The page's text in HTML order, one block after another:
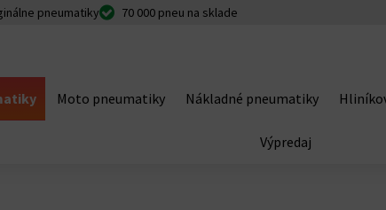
pneumatiky 70 000 pneu na sklade
Moto pneumatiky Nákladné pneumatiky
Výpredaj